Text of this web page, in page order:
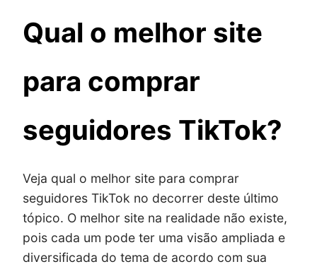
Qual o melhor site
para comprar
seguidores TikTok?
Veja qual o melhor site para comprar
seguidores TikTok no decorrer deste último
tópico. O melhor site na realidade não existe,
pois cada um pode ter uma visão ampliada e
diversificada do tema de acordo com sua